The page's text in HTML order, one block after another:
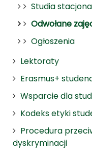
Studia
Odwołane
Ogłoszenia
Lektoraty
Erasmus+
Wsparcie dla
Kodeks etyki
Procedura
dyskryminacji